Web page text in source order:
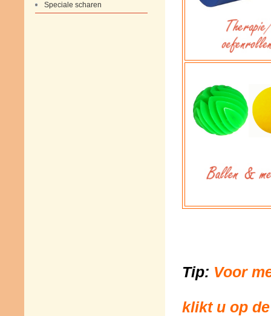
Speciale scharen
Tip: Voor
klikt u op